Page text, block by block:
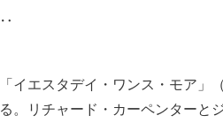
‥
「イエスタデイ・ワンス・モア」
る。リチャード・カーペンターと